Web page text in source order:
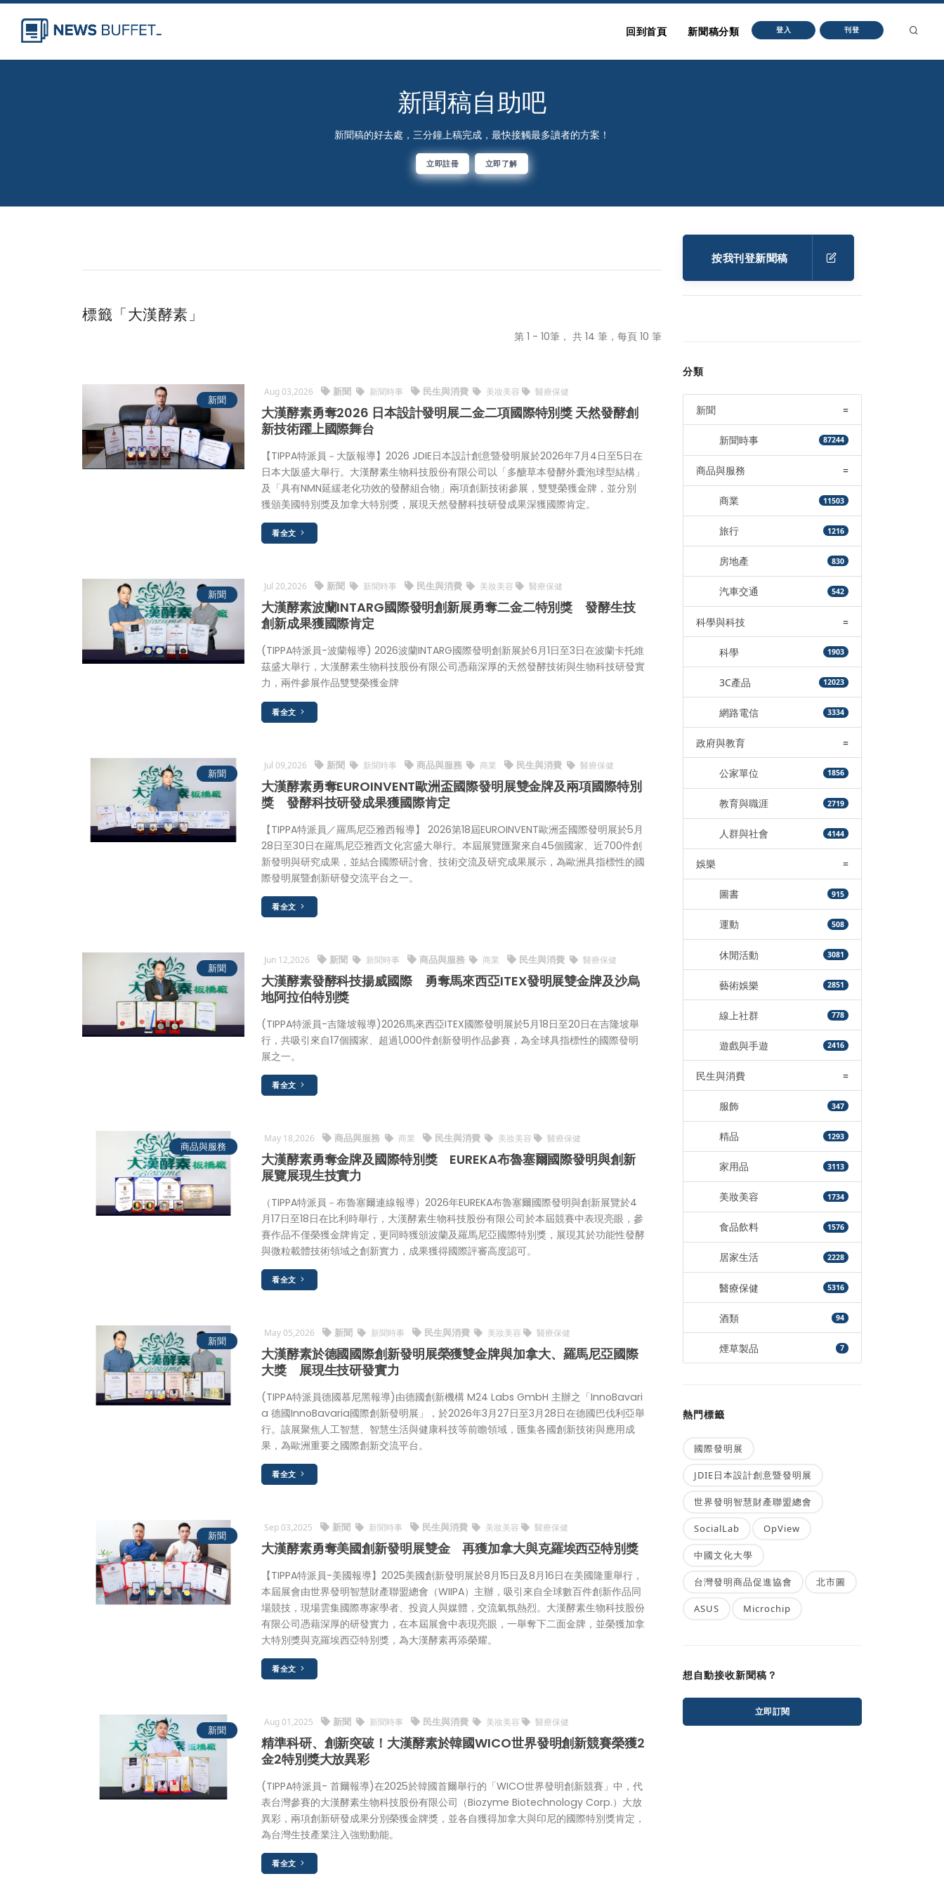
回到首頁 新聞稿分類 登入 刊登
新聞稿自助吧
新聞稿的好去處，三分鐘上稿完成，最快接觸最多讀者的方案！
立即註冊 立即了解
標籤「大漢酵素」
第 1 - 10筆， 共 14 筆，每頁 10 筆
新聞
Aug 03,2026 新聞 新聞時事 民生與消費 美妝美容 醫療保健
大漢酵素勇奪2026 日本設計發明展二金二項國際特別獎 天然發酵創
新技術躍上國際舞台
【TIPPA特派員－大阪報導】2026 JDIE日本設計創意暨發明展於2026年7月4日至5日在
日本大阪盛大舉行。大漢酵素生物科技股份有限公司以「多醣草本發酵外囊泡球型結構」
及「具有NMN延緩老化功效的發酵組合物」兩項創新技術參展，雙雙榮獲金牌，並分別
獲頒美國特別獎及加拿大特別獎，展現天然發酵科技研發成果深獲國際肯定。
看全文
新聞
Jul 20,2026 新聞 新聞時事 民生與消費 美妝美容 醫療保健
大漢酵素波蘭INTARG國際發明創新展勇奪二金二特別獎 發酵生技
創新成果獲國際肯定
(TIPPA特派員-波蘭報導) 2026波蘭INTARG國際發明創新展於6月1日至3日在波蘭卡托維
茲盛大舉行，大漢酵素生物科技股份有限公司憑藉深厚的天然發酵技術與生物科技研發實
力，兩件參展作品雙雙榮獲金牌
看全文
新聞
Jul 09,2026 新聞 新聞時事 商品與服務 商業 民生與消費 醫療保健
大漢酵素勇奪EUROINVENT歐洲盃國際發明展雙金牌及兩項國際特別
獎 發酵科技研發成果獲國際肯定
【TIPPA特派員／羅馬尼亞雅西報導】 2026第18屆EUROINVENT歐洲盃國際發明展於5月
28日至30日在羅馬尼亞雅西文化宮盛大舉行。本屆展覽匯聚來自45個國家、近700件創
新發明與研究成果，並結合國際研討會、技術交流及研究成果展示，為歐洲具指標性的國
際發明展暨創新研發交流平台之一。
看全文
新聞
Jun 12,2026 新聞 新聞時事 商品與服務 商業 民生與消費 醫療保健
大漢酵素發酵科技揚威國際 勇奪馬來西亞ITEX發明展雙金牌及沙烏
地阿拉伯特別獎
(TIPPA特派員-吉隆坡報導)2026馬來西亞ITEX國際發明展於5月18日至20日在吉隆坡舉
行，共吸引來自17個國家、超過1,000件創新發明作品參賽，為全球具指標性的國際發明
展之一。
看全文
商品與服務
May 18,2026 商品與服務 商業 民生與消費 美妝美容 醫療保健
大漢酵素勇奪金牌及國際特別獎 EUREKA布魯塞爾國際發明與創新
展覽展現生技實力
（TIPPA特派員－布魯塞爾連線報導）2026年EUREKA布魯塞爾國際發明與創新展覽於4
月17日至18日在比利時舉行，大漢酵素生物科技股份有限公司於本屆競賽中表現亮眼，參
賽作品不僅榮獲金牌肯定，更同時獲頒波蘭及羅馬尼亞國際特別獎，展現其於功能性發酵
與微粒載體技術領域之創新實力，成果獲得國際評審高度認可。
看全文
新聞
May 05,2026 新聞 新聞時事 民生與消費 美妝美容 醫療保健
大漢酵素於德國國際創新發明展榮獲雙金牌與加拿大、羅馬尼亞國際
大獎 展現生技研發實力
(TIPPA特派員德國慕尼黑報導)由德國創新機構 M24 Labs GmbH 主辦之「InnoBavari
a 德國InnoBavaria國際創新發明展」，於2026年3月27日至3月28日在德國巴伐利亞舉
行。該展聚焦人工智慧、智慧生活與健康科技等前瞻領域，匯集各國創新技術與應用成
果，為歐洲重要之國際創新交流平台。
看全文
新聞
Sep 03,2025 新聞 新聞時事 民生與消費 美妝美容 醫療保健
大漢酵素勇奪美國創新發明展雙金 再獲加拿大與克羅埃西亞特別獎
【TIPPA特派員-美國報導】2025美國創新發明展於8月15日及8月16日在美國隆重舉行，
本屆展會由世界發明智慧財產聯盟總會（WIIPA）主辦，吸引來自全球數百件創新作品同
場競技，現場雲集國際專家學者、投資人與媒體，交流氣氛熱烈。大漢酵素生物科技股份
有限公司憑藉深厚的研發實力，在本屆展會中表現亮眼，一舉奪下二面金牌，並榮獲加拿
大特別獎與克羅埃西亞特別獎，為大漢酵素再添榮耀。
看全文
新聞
Aug 01,2025 新聞 新聞時事 民生與消費 美妝美容 醫療保健
精準科研、創新突破！大漢酵素於韓國WICO世界發明創新競賽榮獲2
金2特別獎大放異彩
(TIPPA特派員- 首爾報導)在2025於韓國首爾舉行的「WICO世界發明創新競賽」中，代
表台灣參賽的大漢酵素生物科技股份有限公司（Biozyme Biotechnology Corp.）大放
異彩，兩項創新研發成果分別榮獲金牌獎，並各自獲得加拿大與印尼的國際特別獎肯定，
為台灣生技產業注入強勁動能。
看全文
按我刊登新聞稿
分類
新聞 =
新聞時事 87244
商品與服務 =
商業 11503
旅行 1216
房地產 830
汽車交通 542
科學與科技 =
科學 1903
3C產品 12023
網路電信 3334
政府與教育 =
公家單位 1856
教育與職涯 2719
人群與社會 4144
娛樂 =
圖書 915
運動 508
休閒活動 3081
藝術娛樂 2851
線上社群 778
遊戲與手遊 2416
民生與消費 =
服飾 347
精品 1293
家用品 3113
美妝美容 1734
食品飲料 1576
居家生活 2228
醫療保健 5316
酒類 94
煙草製品 7
熱門標籤
國際發明展
JDIE日本設計創意暨發明展
世界發明智慧財產聯盟總會
SocialLab OpView
中國文化大學
台灣發明商品促進協會 北市圖
ASUS Microchip
想自動接收新聞稿？
立即訂閱